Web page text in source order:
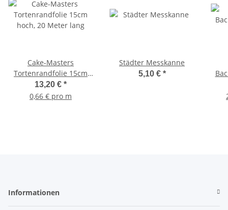
Cake-Masters
Tortenrandfolie 15cm
hoch, 20 Meter lang
13,20 € *
0,66 € pro m
Städter Messkanne
5,10 € *
Informationen